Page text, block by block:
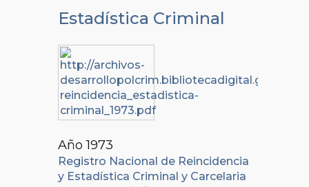
Estadística Criminal
Año 1973
Registro Nacional de Reincidencia
y Estadística Criminal y Carcelaria